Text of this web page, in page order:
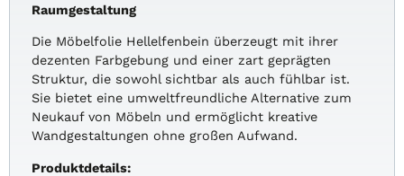
Raumgestaltung
Die Möbelfolie Hellelfenbein überzeugt mit ihrer
dezenten Farbgebung und einer zart geprägten
Struktur, die sowohl sichtbar als auch fühlbar ist.
Sie bietet eine umweltfreundliche Alternative zum
Neukauf von Möbeln und ermöglicht kreative
Wandgestaltungen ohne großen Aufwand.
Produktdetails: